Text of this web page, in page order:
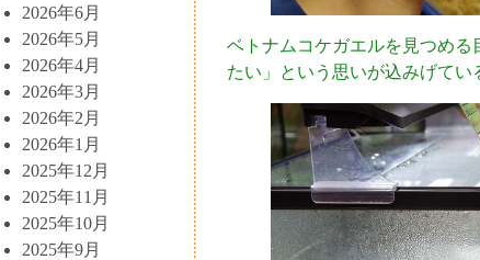
2026年6月
2026年5月
2026年4月
2026年3月
2026年2月
2026年1月
2025年12月
2025年11月
2025年10月
2025年9月
ベトナムコケガエルを見つめる
たい」という思いが込みげてい